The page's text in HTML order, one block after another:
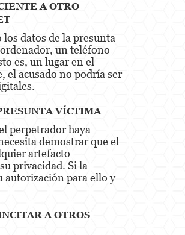
A OTRO
datos de la presunta
un teléfono
es, un lugar en el
el acusado no podría ser
VÍCTIMA
perpetrador haya
demostrar que el
artefacto
privacidad. Si la
autorización para ello y
A OTROS